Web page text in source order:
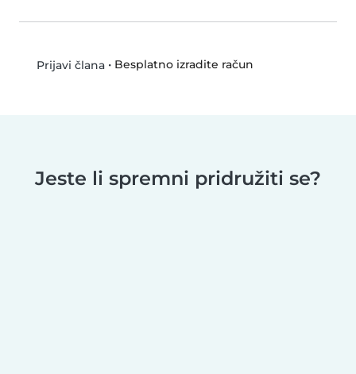
Prijavi člana• Besplatno izradite račun
Jeste li spremni pridružiti se?